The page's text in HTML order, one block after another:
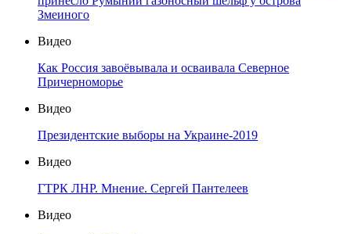
Змеиного
Видео
Как Россия завоёвывала и осваивала Северное
Причерноморье
Видео
Президентские выборы на Украине-2019
Видео
ГТРК ЛНР. Мнение. Сергей Пантелеев
Видео